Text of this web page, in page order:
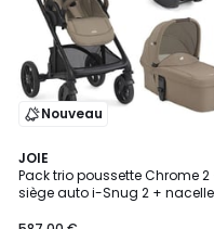
Nouveau
JOIE
Pack trio poussette Chrome 2
siège auto i-Snug 2 + nacelle